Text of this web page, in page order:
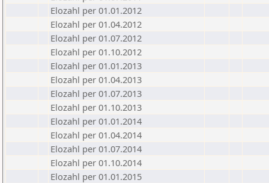
Elozahl per 01.01.2012
Elozahl per 01.04.2012
Elozahl per 01.07.2012
Elozahl per 01.10.2012
Elozahl per 01.01.2013
Elozahl per 01.04.2013
Elozahl per 01.07.2013
Elozahl per 01.10.2013
Elozahl per 01.01.2014
Elozahl per 01.04.2014
Elozahl per 01.07.2014
Elozahl per 01.10.2014
Elozahl per 01.01.2015